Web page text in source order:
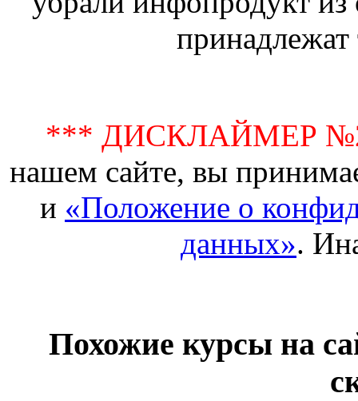
принадлежат
*** ДИСКЛАЙМЕР
нашем сайте, вы
и «Положение о
данных».
Похожие курсы на